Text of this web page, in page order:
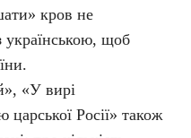
кров не
українською, щоб
«У вирі
Росії» також